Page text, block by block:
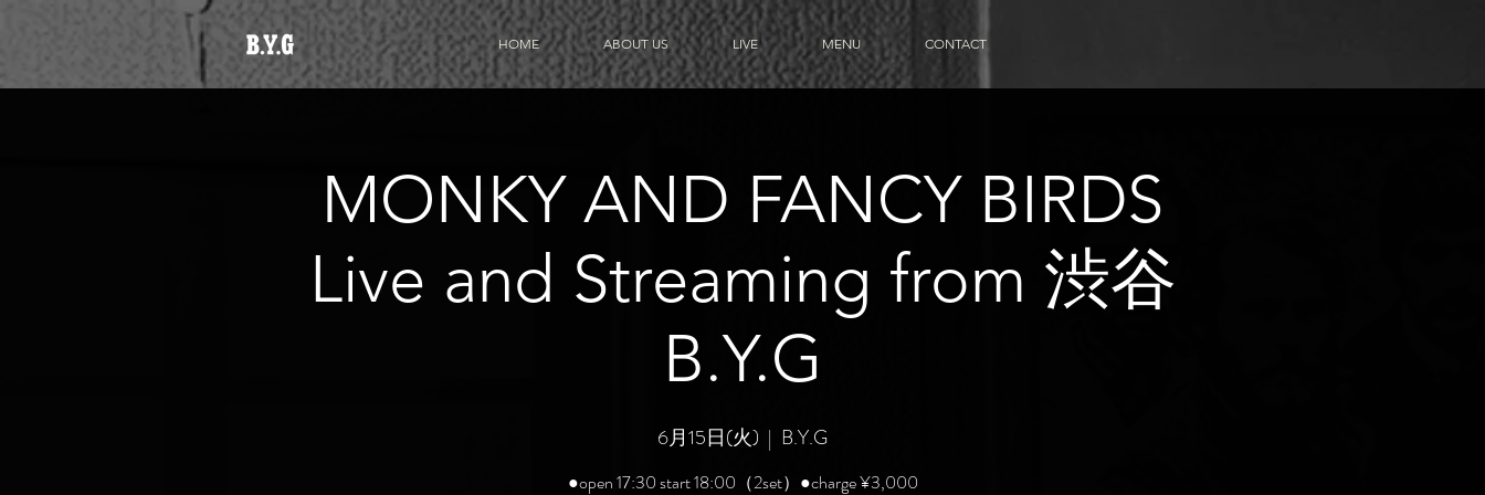
HOME ABOUT US LIVE MENU CONTACT
MONKY AND FANCY BIRDS
Live and Streaming from 渋谷
B.Y.G
6月15日(火)
  |
B.Y.G
●open 17:30 start 18:00（2set）●charge ¥3,000